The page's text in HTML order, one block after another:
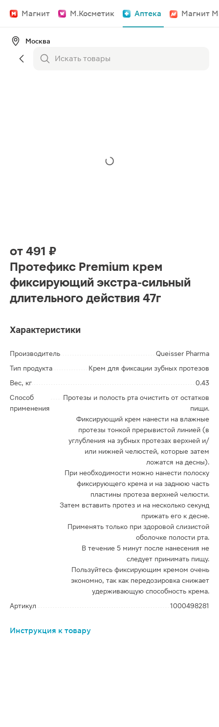
Магнит М.Косметик Аптека Магнит
Москва
от 491 ₽
Протефикс Premium крем
фиксирующий экстра-сильный
длительного действия 47г
Характеристики
Производитель
Queisser Pharma
Тип продукта
Крем для фиксации зубных протезов
Вес, кг
0.43
Способ
применения
Протезы и полость рта очистить от остатков
пищи.
Фиксирующий крем нанести на влажные
протезы тонкой прерывистой линией (в
углубления на зубных протезах верхней и/
или нижней челюстей, которые затем
ложатся на десны).
При необходимости можно нанести полоску
фиксирующего крема и на заднюю часть
пластины протеза верхней челюсти.
Затем вставить протез и на несколько секунд
прижать его к десне.
Применять только при здоровой слизистой
оболочке полости рта.
В течение 5 минут после нанесения не
следует принимать пищу.
Пользуйтесь фиксирующим кремом очень
экономно, так как передозировка снижает
удерживающую способность крема.
Артикул
1000498281
Инструкция к товару